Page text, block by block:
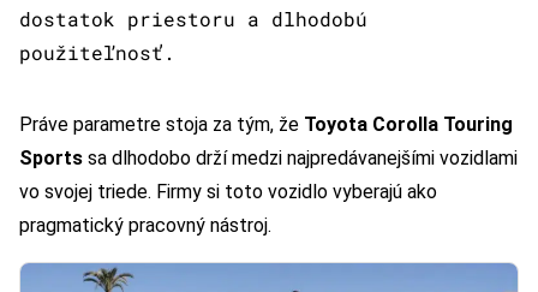
dostatok priestoru a dlhodobú
použiteľnosť.
Práve parametre stoja za tým, že Toyota Corolla Touring
Sports sa dlhodobo drží medzi najpredávanejšími vozidlami
vo svojej triede. Firmy si toto vozidlo vyberajú ako
pragmatický pracovný nástroj.